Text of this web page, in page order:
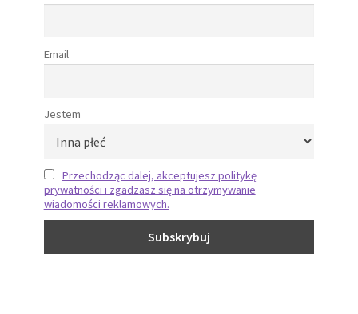
Email
Jestem
Przechodząc dalej, akceptujesz politykę
prywatności i zgadzasz się na otrzymywanie
wiadomości reklamowych.